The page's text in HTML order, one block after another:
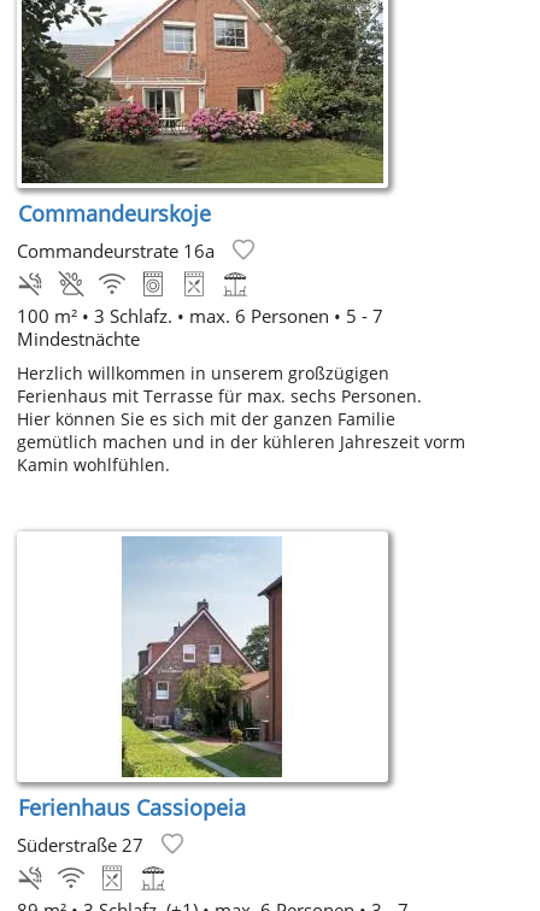
Commandeurskoje
Commandeurstrate 16a
100 m² • 3 Schlafz. • max. 6 Personen • 5 - 7
Mindestnächte
Herzlich willkommen in unserem großzügigen
Ferienhaus mit Terrasse für max. sechs Personen.
Hier können Sie es sich mit der ganzen Familie
gemütlich machen und in der kühleren Jahreszeit vorm
Kamin wohlfühlen.
Ferienhaus Cassiopeia
Süderstraße 27